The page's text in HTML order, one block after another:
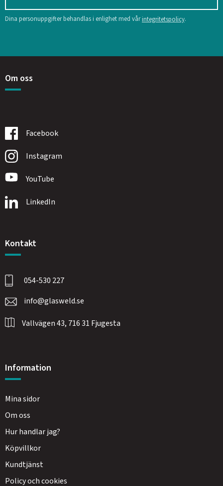
Dina personuppgifter behandlas i enlighet med vårintegritetspolicy.
Om oss
Facebook
Instagram
YouTube
LinkedIn
Kontakt
054-530 227
info@glasweld.se
Vallvägen 43, 716 31 Fjugesta
Information
Mina sidor
Om oss
Hur handlar jag?
Köpvillkor
Kundtjänst
Policy och cookies